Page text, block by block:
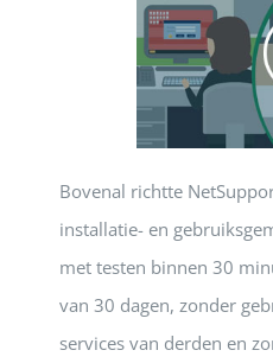
Bovenal richtte
installatie- en
met testen binnen 30
van 30 dagen, zonder
services van derden en